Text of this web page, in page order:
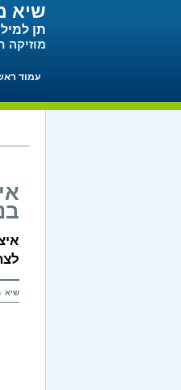
שיא
תן
מוזיקה
עמוד
שיא